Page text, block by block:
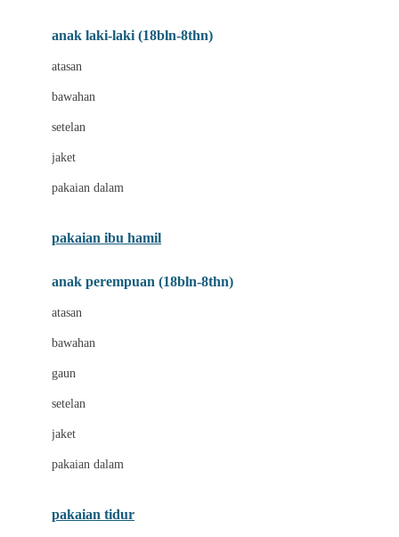
C
Cottonseeds
Crane
Drew
anak laki-laki (18bln-8thn)
atasan
bawahan
setelan
jaket
pakaian dalam
pakaian ibu hamil
anak perempuan (18bln-8thn)
atasan
bawahan
gaun
setelan
jaket
pakaian dalam
pakaian tidur